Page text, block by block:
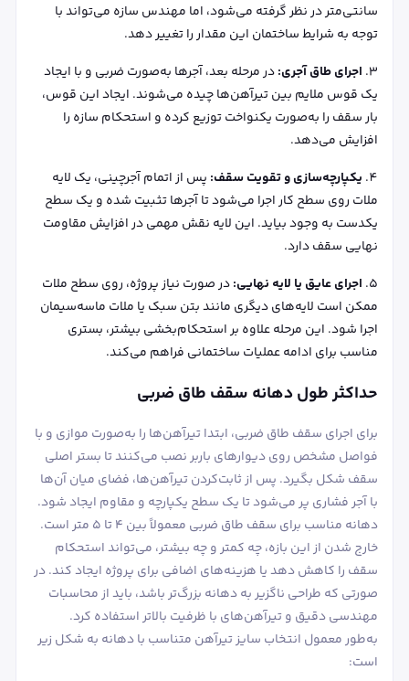
سانتی‌متر در نظر گرفته می‌شود، اما مهندس سازه می‌تواند با
توجه به شرایط ساختمان این مقدار را تغییر دهد.
اجرای طاق آجری:در مرحله بعد، آجرها به‌صورت ضربی و با ایجاد
یک قوس ملایم بین تیرآهن‌ها چیده می‌شوند. ایجاد این قوس،
بار سقف را به‌صورت یکنواخت توزیع کرده و استحکام سازه را
افزایش می‌دهد.
یکپارچه‌سازی و تقویت سقف: پس از اتمام آجرچینی، یک لایه
ملات روی سطح کار اجرا می‌شود تا آجرها تثبیت شده و یک سطح
یکدست به وجود بیاید. این لایه نقش مهمی در افزایش مقاومت
نهایی سقف دارد.
اجرای عایق یا لایه نهایی:در صورت نیاز پروژه، روی سطح ملات
ممکن است لایه‌های دیگری مانند بتن سبک یا ملات ماسه‌سیمان
اجرا شود. این مرحله علاوه بر استحکام‌بخشی بیشتر، بستری
مناسب برای ادامه عملیات ساختمانی فراهم می‌کند.
حداکثر طول دهانه سقف طاق ضربی
برای اجرای سقف طاق ضربی، ابتدا تیرآهن‌ها را به‌صورت موازی و با
فواصل مشخص روی دیوارهای باربر نصب می‌کنند تا بستر اصلی
سقف شکل بگیرد. پس از ثابت‌کردن تیرآهن‌ها، فضای میان آن‌ها
با آجر فشاری پر می‌شود تا یک سطح یکپارچه و مقاوم ایجاد شود.
دهانه مناسب برای سقف طاق ضربی معمولاً بین ۴ تا ۵ متر است.
خارج شدن از این بازه، چه کمتر و چه بیشتر، می‌تواند استحکام
سقف را کاهش دهد یا هزینه‌های اضافی برای پروژه ایجاد کند. در
صورتی که طراحی ناگزیر به دهانه بزرگ‌تر باشد، باید از محاسبات
مهندسی دقیق و تیرآهن‌های با ظرفیت بالاتر استفاده کرد.
به‌طور معمول انتخاب سایز تیرآهن متناسب با دهانه به شکل زیر
است: